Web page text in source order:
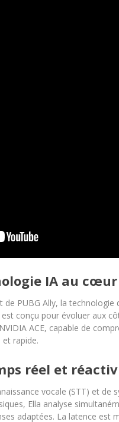
IA au
PUBG Ally, la technologie
conçu pour évoluer aux
ACE, capable de
rapide.
réel et
vocale (STT) et de
Ella analyse
adaptées. La latence est